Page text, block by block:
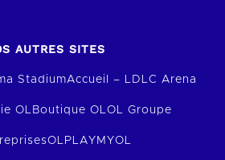
AUTRES SITES
StadiumAccueil – LDLC Arena
OL Boutique OLOL Groupe
OLPLAY MYOL